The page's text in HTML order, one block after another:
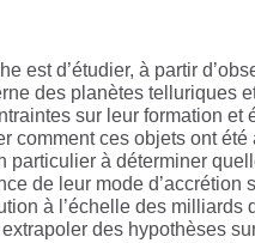
est d’étudier, à partir
des planètes telluriques
sur leur formation et
comment ces objets ont
particulier à déterminer
de leur mode d’accrétion
à l’échelle des milliards
des hypothèses